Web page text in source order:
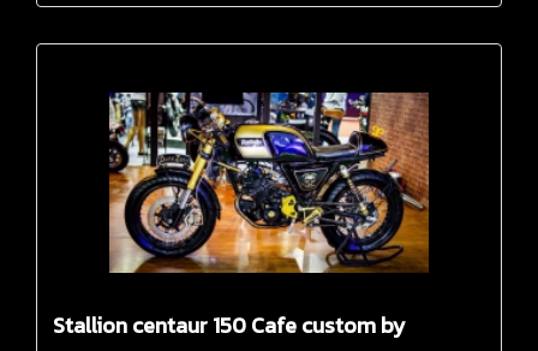
Stallion centaur 150 Cafe custom by